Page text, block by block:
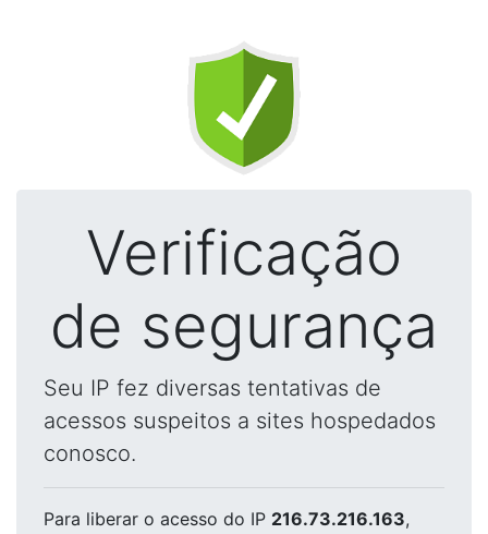
Verificação
de segurança
Seu IP fez diversas tentativas de
acessos suspeitos a sites hospedados
conosco.
Para liberar o acesso do IP 216.73.216.163,